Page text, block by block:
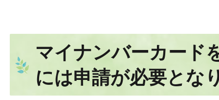
マイナンバーカード
には申請が必要とな